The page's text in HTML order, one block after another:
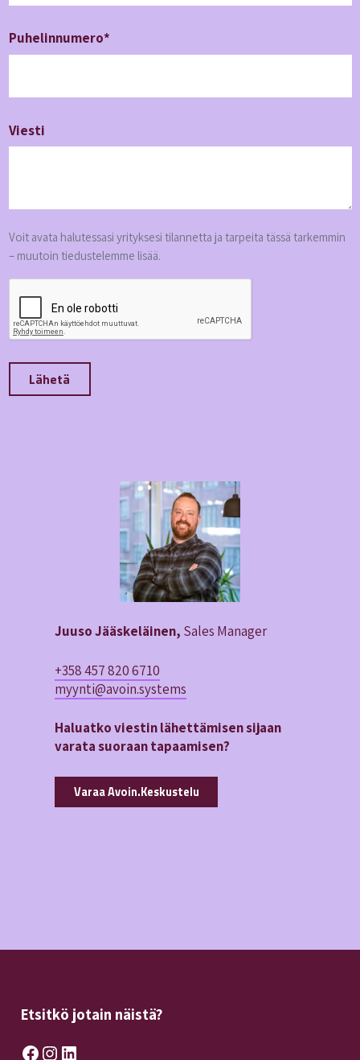
Puhelin­numero*
Viesti
Voit avata halutessasi yrityksesi tilannetta ja tarpeita tässä tarkemmin
– muutoin tiedustelemme lisää.
Juuso Jääskeläinen, Sales Manager
+358 457 820 6710
myynti@avoin.systems
Haluatko viestin lähettämisen sijaan
varata suoraan tapaamisen?
Varaa Avoin.Keskustelu
Etsitkö jotain näistä?
Facebook Instagram LinkedIn